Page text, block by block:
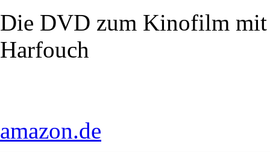
Die DVD zum Kinofilm mit
Harfouch
amazon.de